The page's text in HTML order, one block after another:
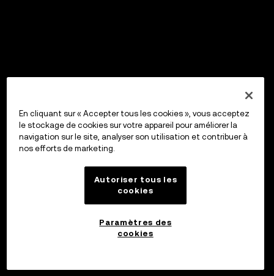
En cliquant sur « Accepter tous les cookies », vous acceptez
le stockage de cookies sur votre appareil pour améliorer la
navigation sur le site, analyser son utilisation et contribuer à
nos efforts de marketing.
Autoriser tous les
cookies
Paramètres des
cookies